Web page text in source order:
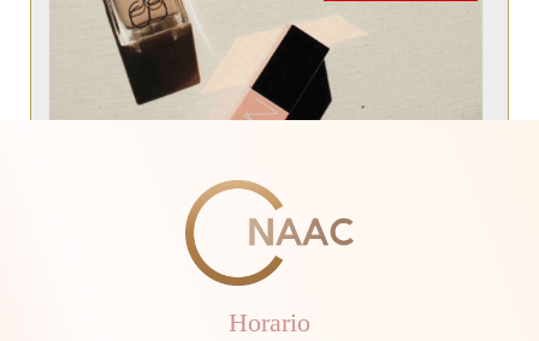
Horario